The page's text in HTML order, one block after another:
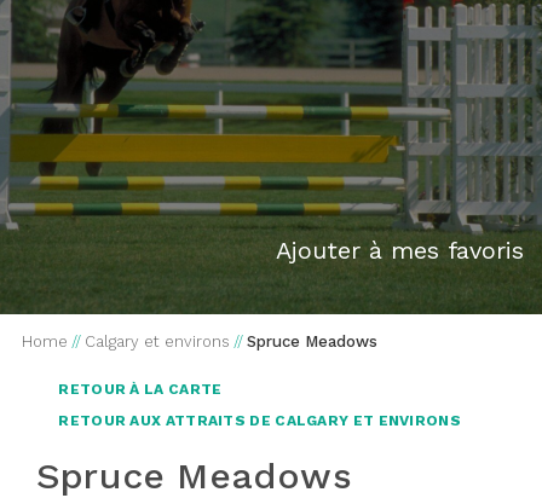
Ajouter à mes favoris
Home // Calgary et environs // Spruce Meadows
RETOUR À LA CARTE
RETOUR AUX ATTRAITS DE CALGARY ET ENVIRONS
Spruce Meadows